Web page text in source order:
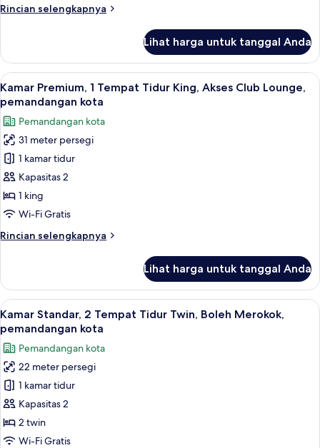
Merokok,
Rincian selengkapnya
Rincian
Kamar
Premium,
Beberapa
Tempat
Tidur,
Boleh
Merokok,
pemandangan
kota
Lihat harga untuk tanggal Anda
Lihat
semua
foto
untuk
Kamar
Premium,
1
Tempat
Tidur
Akses
pemandangan
kota
Brankas, meja kerja, ruang kerja
21
Kamar Premium, 1 Tempat Tidur King, Akses Club Lounge,
pemandangan kota
Pemandangan kota
31 meter persegi
1 kamar tidur
Kapasitas 2
1 king
Wi-Fi Gratis
Rincian selengkapnya
Rincian
Kamar
Premium,
1
Tempat
Tidur
King,
Akses
Club
Lounge,
pemandangan
Lihat harga untuk tanggal Anda
Lihat
semua
foto
untuk
Kamar
Standar,
2
Tempat
Tidur
Brankas, meja kerja, ruang kerja
5
Kamar Standar, 2 Tempat Tidur Twin, Boleh Merokok,
pemandangan kota
Pemandangan kota
22 meter persegi
1 kamar tidur
Kapasitas 2
2 twin
Wi-Fi Gratis